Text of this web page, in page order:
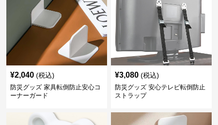
¥2,040 (税込)
防災グッズ 家具転倒防止安心コ
ーナーガード
¥3,080 (税込)
防災グッズ 安心テレビ転倒防止
ストラップ